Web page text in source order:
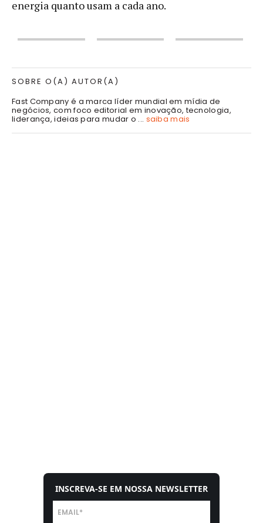
energia quanto usam a cada ano.
SOBRE O(A) AUTOR(A)
Fast Company é a marca líder mundial em mídia de
negócios, com foco editorial em inovação, tecnologia,
liderança, ideias para mudar o ... saiba mais
INSCREVA-SE EM NOSSA NEWSLETTER